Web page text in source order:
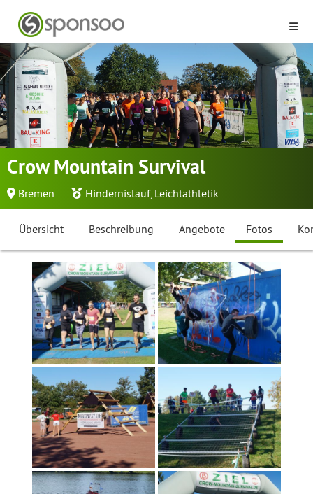
Crow Mountain Survival
Bremen Hindernislauf, Leichtathletik
Übersicht Beschreibung Angebote Fotos